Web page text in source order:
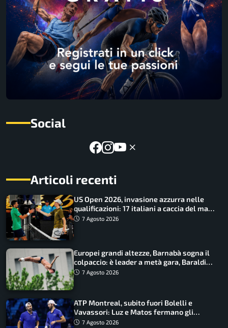
Social
Articoli recenti
US Open 2026, invasione azzurra nelle
qualificazioni: 17 italiani a caccia del main
draw7 Agosto 2026
Europei grandi altezze, Barnabà sogna il
colpaccio: è leader a metà gara, Baraldi
ancora in corsa
7 Agosto 2026
ATP Montreal, subito fuori Bolelli e
Vavassori: Luz e Matos fermano gli
azzurri
7 Agosto 2026